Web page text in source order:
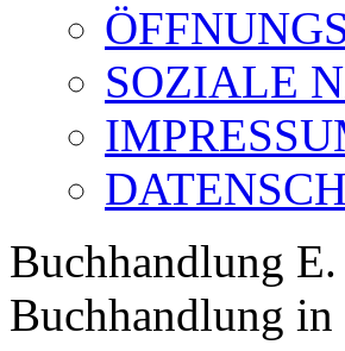
SOZIALE
Buchhandlung
Buchhandlung